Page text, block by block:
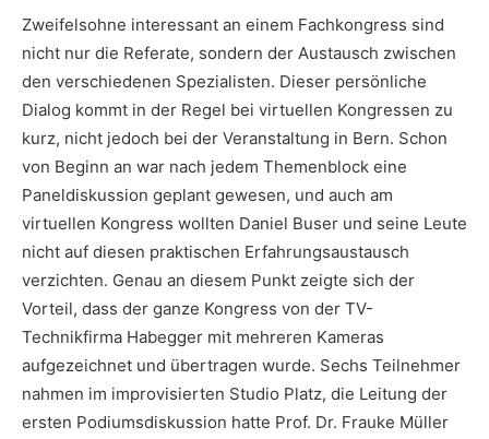
Zweifelsohne interessant an einem Fachkongress sind
nicht nur die Referate, sondern der Austausch zwischen
den verschiedenen Spezialisten. Dieser persönliche
Dialog kommt in der Regel bei virtuellen Kongressen zu
kurz, nicht jedoch bei der Veranstaltung in Bern. Schon
von Beginn an war nach jedem Themenblock eine
Paneldiskussion geplant gewesen, und auch am
virtuellen Kongress wollten Daniel Buser und seine Leute
nicht auf diesen praktischen Erfahrungsaustausch
verzichten. Genau an diesem Punkt zeigte sich der
Vorteil, dass der ganze Kongress von der TV-
Technikfirma Habegger mit mehreren Kameras
aufgezeichnet und übertragen wurde. Sechs Teilnehmer
nahmen im improvisierten Studio Platz, die Leitung der
ersten Podiumsdiskussion hatte Prof. Dr. Frauke Müller